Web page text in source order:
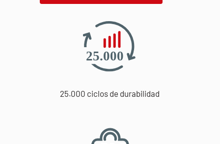
25.000 ciclos de durabilidad